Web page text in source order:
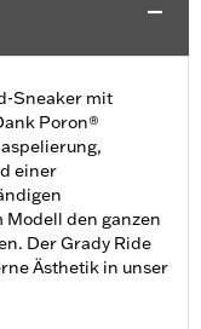
Sneaker mit
Poron®
einer
den ganzen
Der Grady Ride
Ästhetik in unser